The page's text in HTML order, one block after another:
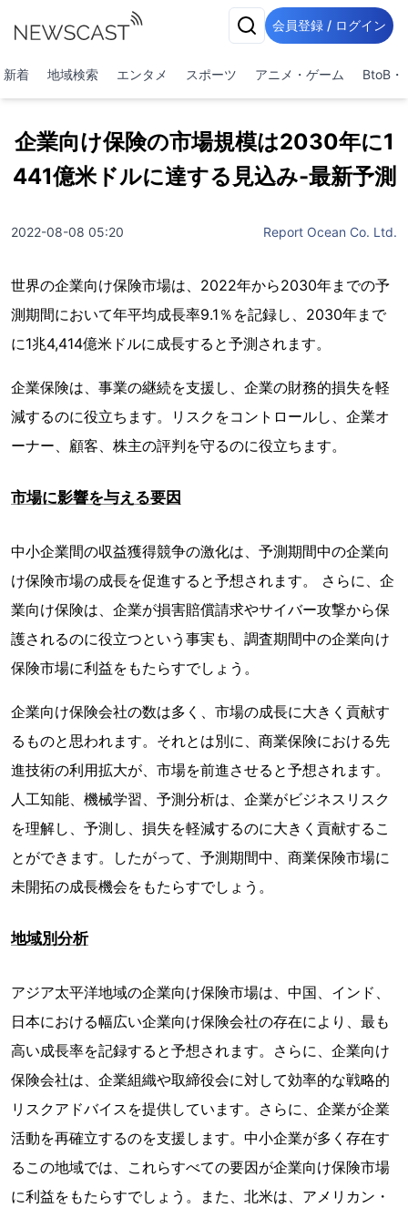
会員登録 / ログイン
新着 地域検索 エンタメ スポーツ アニメ・ゲーム BtoB・
企業向け保険の市場規模は2030年に1
441億米ドルに達する見込み-最新予測
2022-08-08 05:20 Report Ocean Co. Ltd.
世界の企業向け保険市場は、2022年から2030年までの予
測期間において年平均成長率9.1％を記録し、2030年まで
に1兆4,414億米ドルに成長すると予測されます。
企業保険は、事業の継続を支援し、企業の財務的損失を軽
減するのに役立ちます。リスクをコントロールし、企業オ
ーナー、顧客、株主の評判を守るのに役立ちます。
市場に影響を与える要因
中小企業間の収益獲得競争の激化は、予測期間中の企業向
け保険市場の成長を促進すると予想されます。 さらに、企
業向け保険は、企業が損害賠償請求やサイバー攻撃から保
護されるのに役立つという事実も、調査期間中の企業向け
保険市場に利益をもたらすでしょう。
企業向け保険会社の数は多く、市場の成長に大きく貢献す
るものと思われます。それとは別に、商業保険における先
進技術の利用拡大が、市場を前進させると予想されます。
人工知能、機械学習、予測分析は、企業がビジネスリスク
を理解し、予測し、損失を軽減するのに大きく貢献するこ
とができます。したがって、予測期間中、商業保険市場に
未開拓の成長機会をもたらすでしょう。
地域別分析
アジア太平洋地域の企業向け保険市場は、中国、インド、
日本における幅広い企業向け保険会社の存在により、最も
高い成長率を記録すると予想されます。さらに、企業向け
保険会社は、企業組織や取締役会に対して効率的な戦略的
リスクアドバイスを提供しています。さらに、企業が企業
活動を再確立するのを支援します。中小企業が多く存在す
るこの地域では、これらすべての要因が企業向け保険市場
に利益をもたらすでしょう。また、北米は、アメリカン・